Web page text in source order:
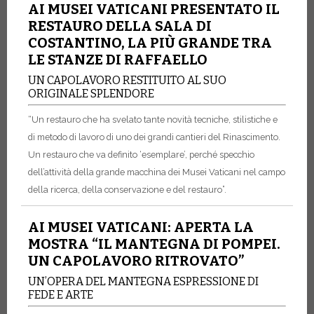
AI MUSEI VATICANI PRESENTATO IL
RESTAURO DELLA SALA DI
COSTANTINO, LA PIÙ GRANDE TRA
LE STANZE DI RAFFAELLO
UN CAPOLAVORO RESTITUITO AL SUO
ORIGINALE SPLENDORE
“Un restauro che ha svelato tante novità tecniche, stilistiche e
di metodo di lavoro di uno dei grandi cantieri del Rinascimento.
Un restauro che va definito ‘esemplare’, perché specchio
dell’attività della grande macchina dei Musei Vaticani nel campo
della ricerca, della conservazione e del restauro”.
AI MUSEI VATICANI: APERTA LA
MOSTRA “IL MANTEGNA DI POMPEI.
UN CAPOLAVORO RITROVATO”
UN’OPERA DEL MANTEGNA ESPRESSIONE DI
FEDE E ARTE